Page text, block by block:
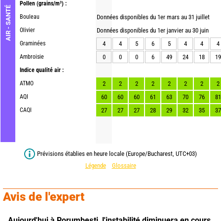
AIR - SANTÉ
Pollen (grains/m³) :
Bouleau
Olivier
Graminées
Ambroisie
Indice qualité air :
ATMO
AQI
CAQI
Données disponibles du 1er mars au 31 juillet
Données disponibles du 1er janvier au 30 juin
4
4 5 6 5 4 4
4
0
0 0 6 49 24 18 19
2 2 2 2 2 2 2
2
60
60 60 61 63 70 76
81
27
27 27 28 29 32 35 37
Prévisions établies en heure locale (Europe/Bucharest, UTC+03)
Légende
Glossaire
Avis de l'expert